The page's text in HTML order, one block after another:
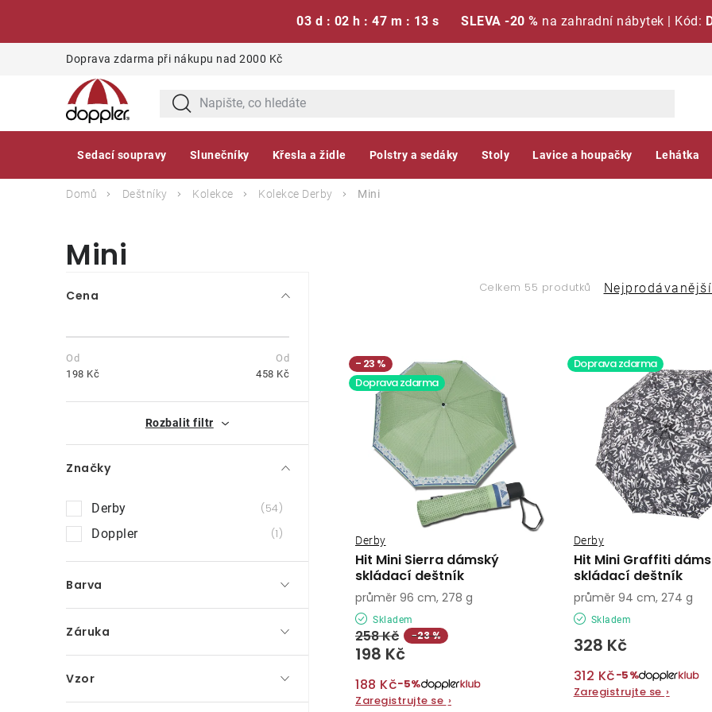
03 d : 02 h : 47 m : 12 s SLEVA -20 % na zahradní nábytek | Kód:
Doprava zdarma při nákupu nad 2000 Kč
Sedací soupravy Slunečníky Křesla a židle Polstry a sedáky Stoly Lavice a houpačky Lehátka
Domů Deštníky Kolekce Kolekce Derby Mini
Mini
P
s
t
r
a
n
n
í
p
a
n
e
l
Cena
198 Kč 458 Kč
Rozbalit filtr
Značky
Derby
54
Doppler
1
Barva
Záruka
Vzor
Celkem 55 produtků
Ř
z
e
n
p
o
d
u
k
t
ů
Nejprodávanější
ý
p
o
d
u
k
ů
23 %
Doprava zdarma
Hit Mini Sierra dámský
skládací deštník
Derby
Skladem
198 Kč
258 Kč −23 %
188 Kč−5%
Zaregistrujte se ›
průměr 96 cm, 278 g
Doprava zdarma
Hit Mini Graffiti
skládací deštník
Derby
Skladem
328 Kč
312 Kč−5%
Zaregistrujte se ›
průměr 94 cm, 274 g